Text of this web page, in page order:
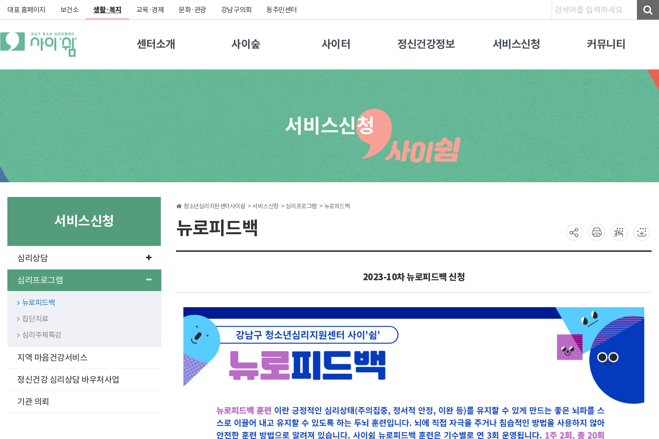
대표 홈페이지 보건소 생활·복지 교육·경제 문화·관광 강남구의회 동주민센터
센터소개 사이숲 사이터 정신건강정보 서비스신청 커뮤니티
서비스신청
서비스신청
심리상담
심리프로그램
뉴로피드백
집단치료
심리주제특강
지역 마음건강서비스
정신건강 심리상담 바우처사업
기관 의뢰
청소년심리지원센터사이쉼 > 서비스신청 > 심리프로그램 > 뉴로피드백
뉴로피드백
2023-10차 뉴로피드백 신청